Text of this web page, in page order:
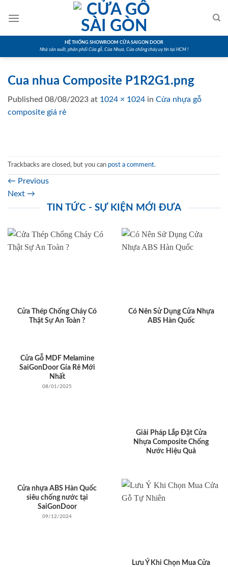
HỆ THỐNG SHOWROOM CỬA SAIGON DOOR
Nhà sản xuất, phân phối Cửa gỗ, Cửa Nhựa, Cửa chống cháy uy tín tại HCM !
Cua nhua Composite P1R2G1.png
Published 08/08/2023 at 1024 × 1024 in Cửa nhựa gỗ
composite giá rẻ
Trackbacks are closed, but you can post a comment.
← Previous
Next →
TIN TỨC - SỰ KIỆN MỚI ĐƯA
Cửa Thép Chống Cháy Có
Thật Sự An Toàn ?
Có Nên Sử Dụng Cửa Nhựa
ABS Hàn Quốc
Cửa Gỗ MDF Melamine
SaiGonDoor Gía Rẻ Mới
Nhất
08/01/2025
Giải Pháp Lắp Đặt Cửa
Nhựa Composite Chống
Nước Hiệu Quả
Cửa nhựa ABS Hàn Quốc
siêu chống nước tại
SaiGonDoor
09/12/2024
Lưu Ý Khi Chọn Mua Cửa